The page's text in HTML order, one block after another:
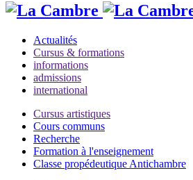
Actualités
Cursus & formations
informations
admissions
international
Cursus artistiques
Cours communs
Recherche
Formation à l'enseignement
Classe propédeutique Antichambre